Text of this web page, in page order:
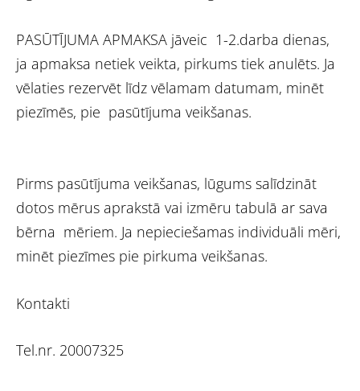
PASŪTĪJUMA APMAKSA jāveic 1-2.darba dienas,
ja apmaksa netiek veikta, pirkums tiek anulēts. Ja
vēlaties rezervēt līdz vēlamam datumam, minēt
piezīmēs, pie pasūtījuma veikšanas.
Pirms pasūtījuma veikšanas, lūgums salīdzināt
dotos mērus aprakstā vai izmēru tabulā ar sava
bērna mēriem. Ja nepieciešamas individuāli mēri,
minēt piezīmes pie pirkuma veikšanas.
Kontakti
Tel.nr. 20007325